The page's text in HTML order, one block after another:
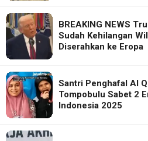
BREAKING NEWS
Sudah Kehilangan
Diserahkan ke Eropa
Santri Penghafal Al
Tompobulu Sabet 2
Indonesia 2025